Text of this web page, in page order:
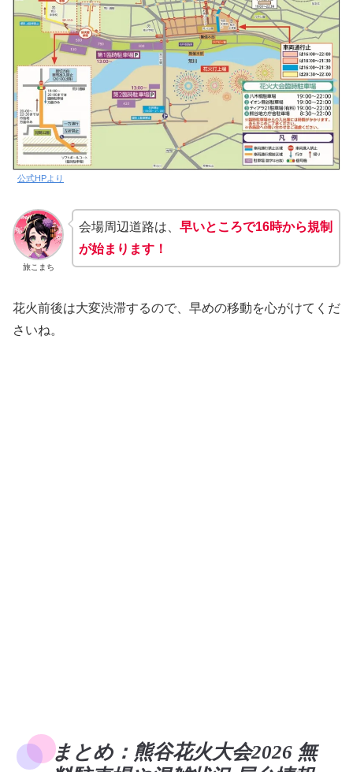
公式HPより
旅こまち
会場周辺道路は、 早いところで16時から規制
が始まります！
花火前後は大変渋滞するので、早めの移動を心がけてくだ
さいね。
まとめ：熊谷花火大会2026 無